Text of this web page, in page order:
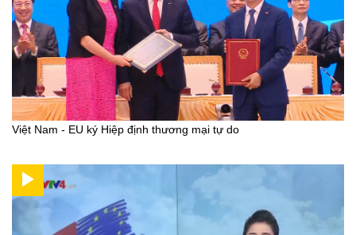
Việt Nam - EU ký Hiệp định thương mại tự do